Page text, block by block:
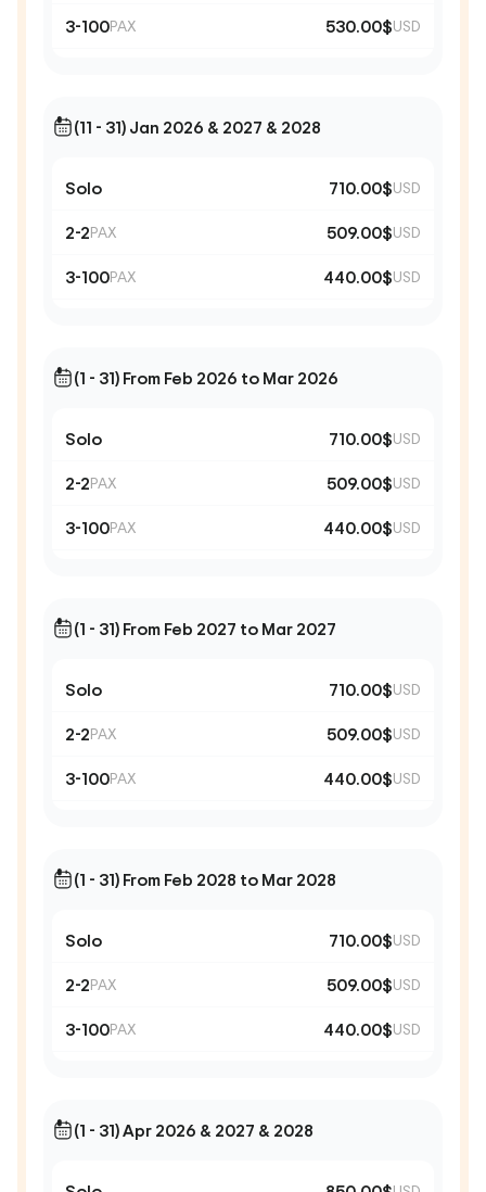
3-100PAX 530.00$USD
(11 - 31) Jan 2026 & 2027 & 2028
Solo 710.00$USD
2-2PAX 509.00$USD
3-100PAX 440.00$USD
(1 - 31) From Feb 2026 to Mar 2026
Solo 710.00$USD
2-2PAX 509.00$USD
3-100PAX 440.00$USD
(1 - 31) From Feb 2027 to Mar 2027
Solo 710.00$USD
2-2PAX 509.00$USD
3-100PAX 440.00$USD
(1 - 31) From Feb 2028 to Mar 2028
Solo 710.00$USD
2-2PAX 509.00$USD
3-100PAX 440.00$USD
(1 - 31) Apr 2026 & 2027 & 2028